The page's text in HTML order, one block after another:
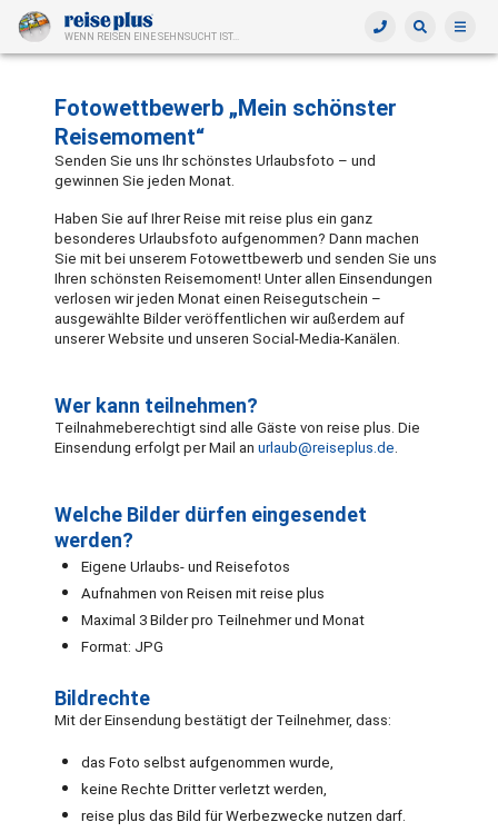
WENN REISEN EINE SEHNSUCHT IST...
Fotowettbewerb „Mein schönster
Reisemoment“
Senden Sie uns Ihr schönstes Urlaubsfoto – und
gewinnen Sie jeden Monat.
Haben Sie auf Ihrer Reise mit reise plus ein ganz
besonderes Urlaubsfoto aufgenommen? Dann machen
Sie mit bei unserem Fotowettbewerb und senden Sie uns
Ihren schönsten Reisemoment! Unter allen Einsendungen
verlosen wir jeden Monat einen Reisegutschein –
ausgewählte Bilder veröffentlichen wir außerdem auf
unserer Website und unseren Social-Media-Kanälen.
Wer kann teilnehmen?
Teilnahmeberechtigt sind alle Gäste von reise plus. Die
Einsendung erfolgt per Mail anurlaub@reiseplus.de.
Welche Bilder dürfen eingesendet
werden?
Eigene Urlaubs- und Reisefotos
Aufnahmen von Reisen mit reise plus
Maximal 3 Bilder pro Teilnehmer und Monat
Format: JPG
Bildrechte
Mit der Einsendung bestätigt der Teilnehmer, dass:
das Foto selbst aufgenommen wurde,
keine Rechte Dritter verletzt werden,
reise plus das Bild für Werbezwecke nutzen darf.